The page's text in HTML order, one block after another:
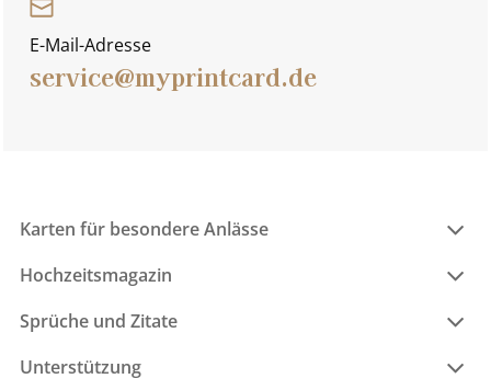
E-Mail-Adresse
service@myprintcard.de
Karten für besondere Anlässe
Hochzeitsmagazin
Sprüche und Zitate
Unterstützung